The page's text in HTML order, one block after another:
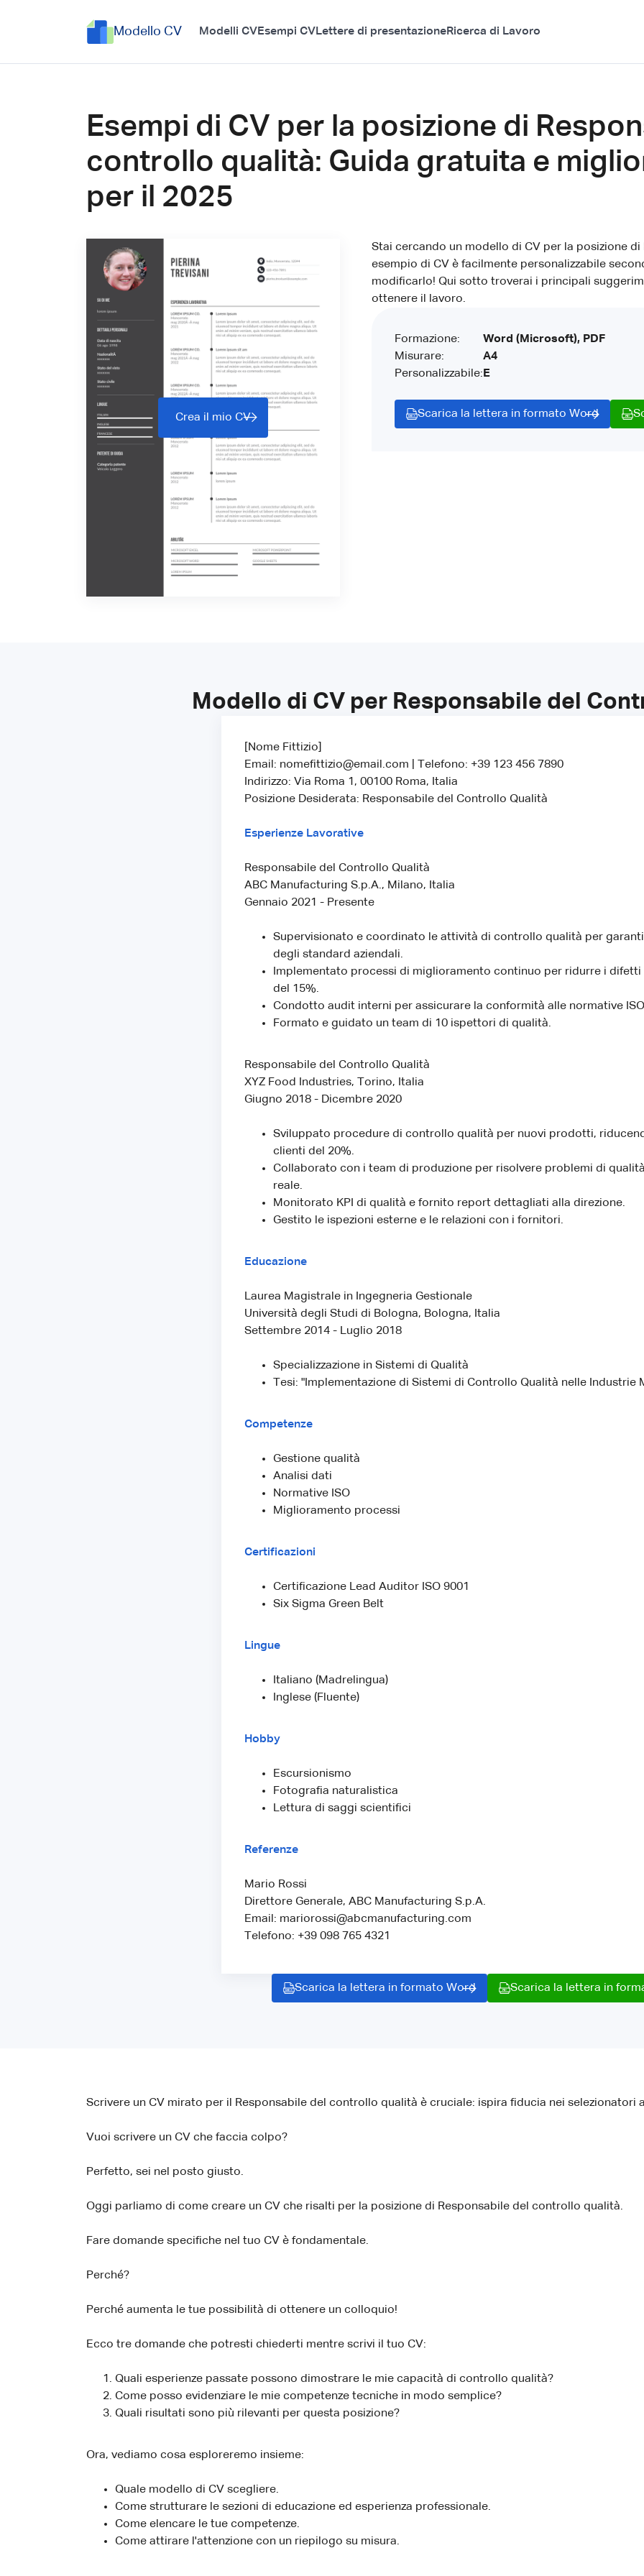
Modello CV Modelli CVEsempi CVLettere di presentazioneRicerca di Lavoro
Esempi di CV per la posizione di
controllo qualità: Guida gratuita e
per il 2025
Crea il mio CV
Stai cercando un modello di CV per la posizione
esempio di CV è facilmente personalizzabile
modificarlo! Qui sotto troverai i principali
ottenere il lavoro.
Formazione:
Misurare:
Personalizzabile:
Word (Microsoft), PDF
A4
E
Scarica la lettera in formato Word
Modello di CV per Responsabile del
[Nome Fittizio]
Email: nomefittizio@email.com | Telefono: +39 123 456 7890
Indirizzo: Via Roma 1, 00100 Roma, Italia
Posizione Desiderata: Responsabile del Controllo Qualità
Esperienze Lavorative
Responsabile del Controllo Qualità
ABC Manufacturing S.p.A., Milano, Italia
Gennaio 2021 - Presente
Supervisionato e coordinato le attività di controllo qualità per
degli standard aziendali.
Implementato processi di miglioramento continuo per ridurre i
del 15%.
Condotto audit interni per assicurare la conformità alle normative
Formato e guidato un team di 10 ispettori di qualità.
Responsabile del Controllo Qualità
XYZ Food Industries, Torino, Italia
Giugno 2018 - Dicembre 2020
Sviluppato procedure di controllo qualità per nuovi prodotti,
clienti del 20%.
Collaborato con i team di produzione per risolvere problemi di
reale.
Monitorato KPI di qualità e fornito report dettagliati alla direzione.
Gestito le ispezioni esterne e le relazioni con i fornitori.
Educazione
Laurea Magistrale in Ingegneria Gestionale
Università degli Studi di Bologna, Bologna, Italia
Settembre 2014 - Luglio 2018
Specializzazione in Sistemi di Qualità
Tesi: "Implementazione di Sistemi di Controllo Qualità nelle Industrie
Competenze
Gestione qualità
Analisi dati
Normative ISO
Miglioramento processi
Certificazioni
Certificazione Lead Auditor ISO 9001
Six Sigma Green Belt
Lingue
Italiano (Madrelingua)
Inglese (Fluente)
Hobby
Escursionismo
Fotografia naturalistica
Lettura di saggi scientifici
Referenze
Mario Rossi
Direttore Generale, ABC Manufacturing S.p.A.
Email: mariorossi@abcmanufacturing.com
Telefono: +39 098 765 4321
Scarica la lettera in formato Word Scarica la lettera in
Scrivere un CV mirato per il Responsabile del controllo qualità è cruciale: ispira fiducia nei selezionatori
Vuoi scrivere un CV che faccia colpo?
Perfetto, sei nel posto giusto.
Oggi parliamo di come creare un CV che risalti per la posizione di Responsabile del controllo qualità.
Fare domande specifiche nel tuo CV è fondamentale.
Perché?
Perché aumenta le tue possibilità di ottenere un colloquio!
Ecco tre domande che potresti chiederti mentre scrivi il tuo CV:
Quali esperienze passate possono dimostrare le mie capacità di controllo qualità?
Come posso evidenziare le mie competenze tecniche in modo semplice?
Quali risultati sono più rilevanti per questa posizione?
Ora, vediamo cosa esploreremo insieme:
Quale modello di CV scegliere.
Come strutturare le sezioni di educazione ed esperienza professionale.
Come elencare le tue competenze.
Come attirare l'attenzione con un riepilogo su misura.